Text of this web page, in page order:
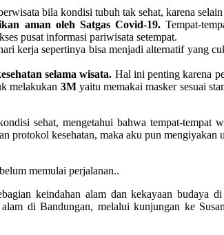
bila kondisi tubuh tak sehat, karena
aman oleh Satgas Covid-19. Tempat-
pusat informasi pariwisata setempat.
kerja sepertinya bisa menjadi alternatif yang
selama wisata. Hal ini penting karena
melakukan 3Myaitu memakai masker sesuai
sehat, mengetahui bahwa tempat-
protokol kesehatan, maka aku pun mengiyakan
memulai perjalanan..
keindahan alam dan kekayaan
di Bandungan, melalui kunjungan ke